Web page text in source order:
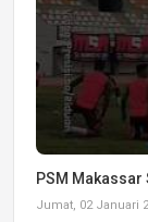
PSM
Jumat, 02 Januari